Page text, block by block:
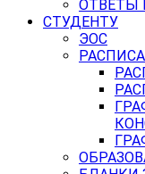
ОТВЕТЫ
СТУДЕНТУ
ЭОС